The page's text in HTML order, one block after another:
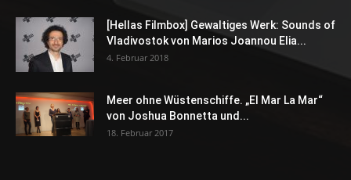
[Hellas Filmbox] Gewaltiges Werk: Sounds of
Vladivostok von Marios Joannou Elia...
4. Februar 2018
Meer ohne Wüstenschiffe. „El Mar La Mar“
von Joshua Bonnetta und...
18. Februar 2017